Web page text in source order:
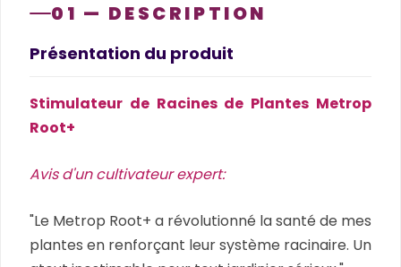
01 — DESCRIPTION
Présentation du produit
Stimulateur de Racines de Plantes Metrop
Root+
Avis d'un cultivateur expert:
"Le Metrop Root+ a révolutionné la santé de mes
plantes en renforçant leur système racinaire. Un